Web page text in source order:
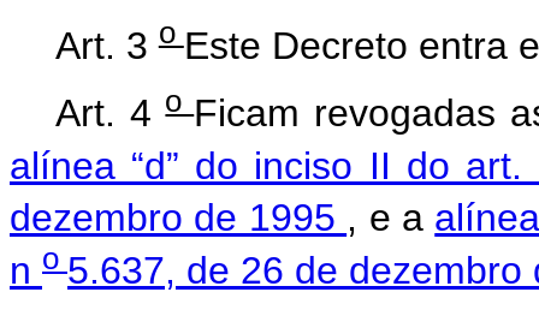
Art. 3o Este Decreto entra
Art. 4o Ficam revogadas
alínea “d” do inciso II do
dezembro de 1995 , e a
n o 5.637, de 26 de dezembro